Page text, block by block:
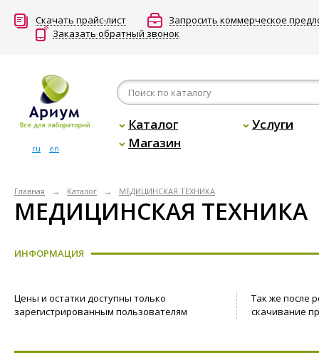
Скачать прайс-лист
Запросить коммерческое
Заказать обратный звонок
ru en
Каталог
Услуги
Магазин
Главная Каталог МЕДИЦИНСКАЯ ТЕХНИКА
МЕДИЦИНСКАЯ ТЕХНИКА
ИНФОРМАЦИЯ
Цены и остатки доступны только
зарегистрированным пользователям
Так же после
скачивание